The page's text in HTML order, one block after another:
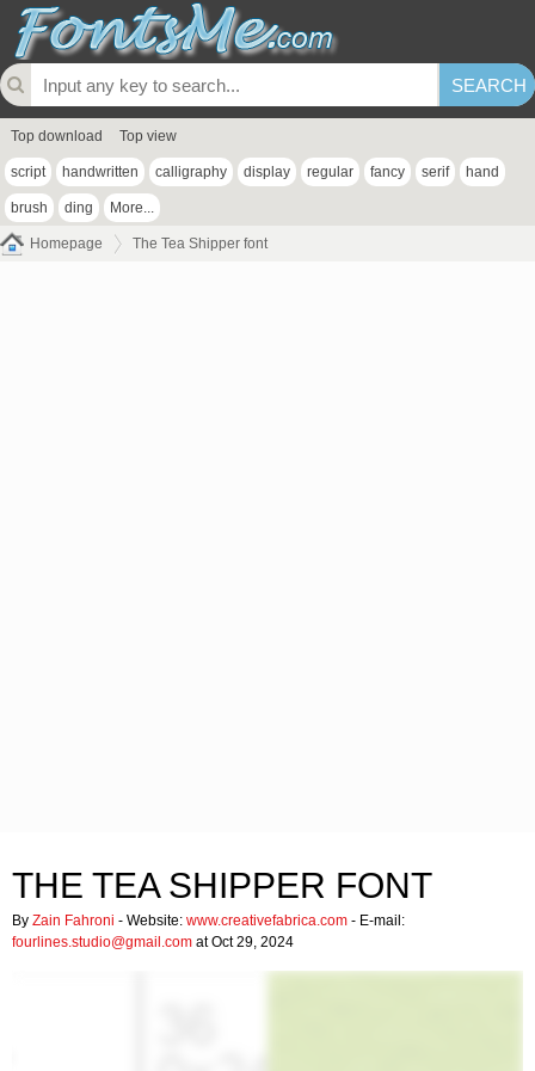
Top download Top view
script handwritten calligraphy display regular fancy serif hand
brush ding More...
Homepage The Tea Shipper font
THE TEA SHIPPER FONT
By Zain Fahroni - Website: www.creativefabrica.com - E-mail:
fourlines.studio@gmail.com at Oct 29, 2024